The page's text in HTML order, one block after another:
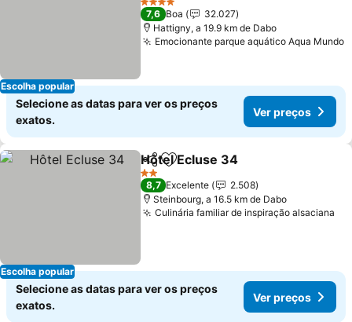
Escolha popular
4 Estrelas
7,6 Boa
32.027
Hattigny, a 19.9 km de Dabo
Emocionante parque aquático Aqua Mundo
Selecione as datas para ver os preços
exatos.
Ver preços
Escolha popular
PartilharAdicionar aos favoritos
Hôtel Ecluse 34
2 Estrelas
8,7 Excelente
2.508
Steinbourg, a 16.5 km de Dabo
Culinária familiar de inspiração alsaciana
Selecione as datas para ver os preços
exatos.
Ver preços